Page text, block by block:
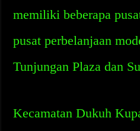
memiliki beberapa
pusat perbelanjaan
Tunjungan Plaza dan
Kecamatan Dukuh